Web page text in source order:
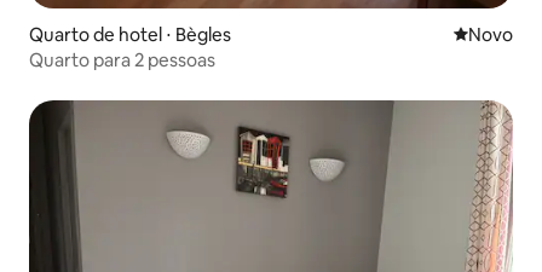
Quarto de hotel ⋅ Bègles Novo
Novo
Quarto para 2 pessoas